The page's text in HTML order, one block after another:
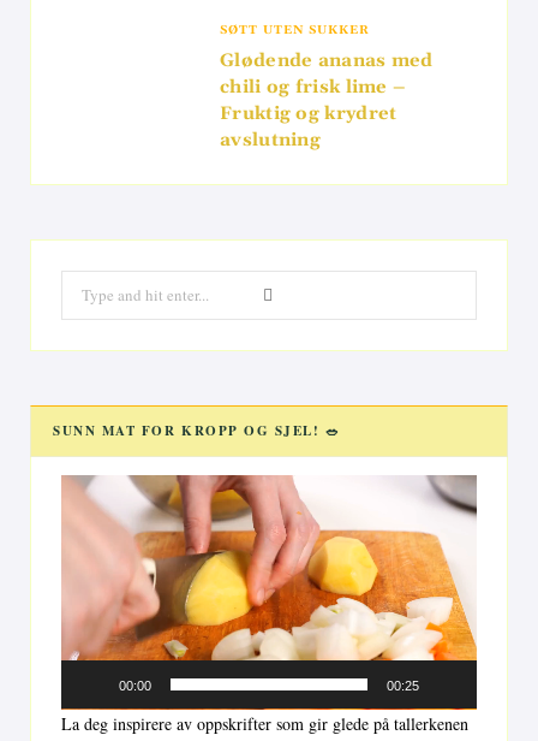
SØTT UTEN SUKKER
Glødende ananas med
chili og frisk lime –
Fruktig og krydret
avslutning
Search
for:
SUNN MAT FOR KROPP OG SJEL! 🥗
Videoavspiller
00:00 00:25
La deg inspirere av oppskrifter som gir glede på tallerkenen